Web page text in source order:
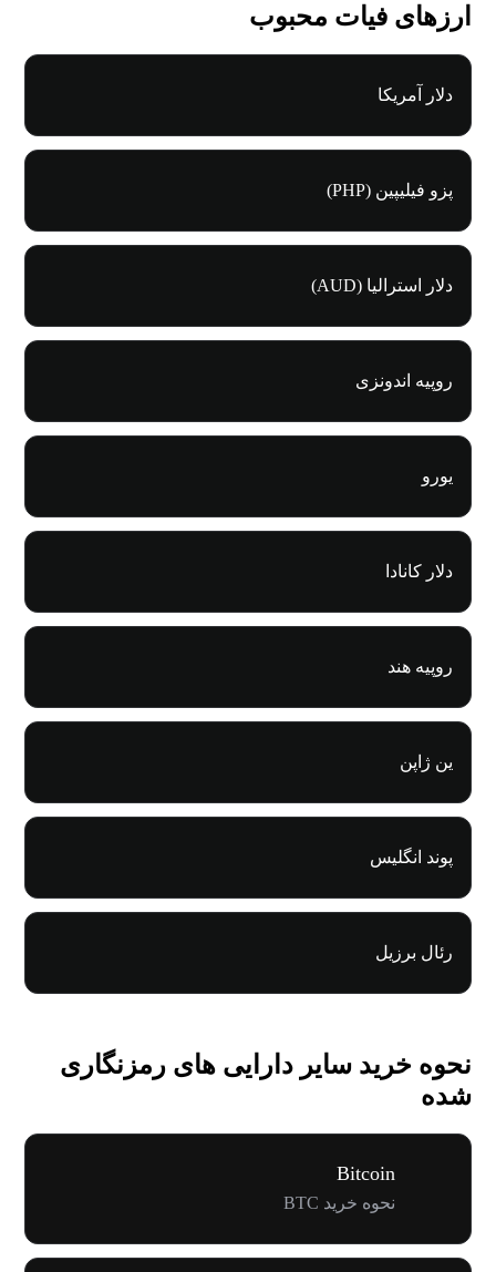
ارزهای فیات محبوب
دلار آمریکا
پزو فیلیپین (PHP)
دلار استرالیا (AUD)
روپیه اندونزی
یورو
دلار کانادا
روپیه هند
ین ژاپن
پوند انگلیس
رئال برزیل
نحوه خرید سایر دارایی های رمزنگاری
شده
Bitcoin
نحوه خرید BTC